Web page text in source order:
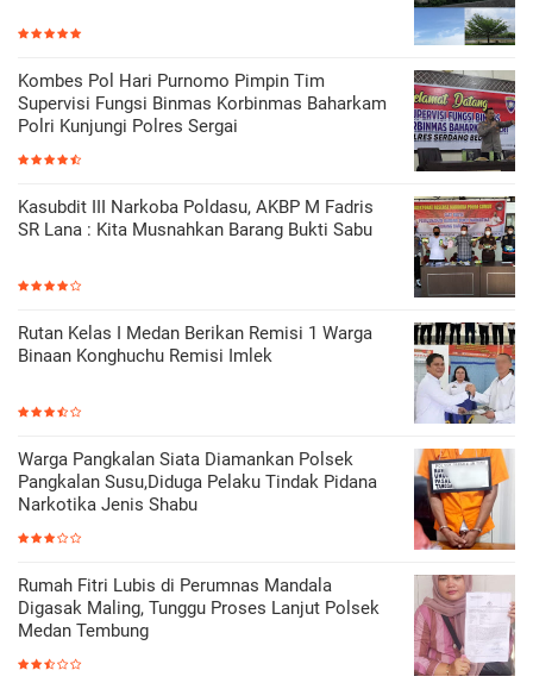
Kombes Pol Hari Purnomo Pimpin Tim
Supervisi Fungsi Binmas Korbinmas Baharkam
Polri Kunjungi Polres Sergai
Kasubdit III Narkoba Poldasu, AKBP M Fadris
SR Lana : Kita Musnahkan Barang Bukti Sabu
Rutan Kelas I Medan Berikan Remisi 1 Warga
Binaan Konghuchu Remisi Imlek
Warga Pangkalan Siata Diamankan Polsek
Pangkalan Susu,Diduga Pelaku Tindak Pidana
Narkotika Jenis Shabu
Rumah Fitri Lubis di Perumnas Mandala
Digasak Maling, Tunggu Proses Lanjut Polsek
Medan Tembung